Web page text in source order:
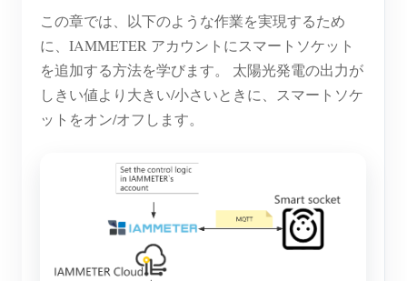
この章では、以下のような作業を実現するため
に、IAMMETER アカウントにスマートソケット
を追加する方法を学びます。 太陽光発電の出力が
しきい値より大きい/小さいときに、スマートソケ
ットをオン/オフします。